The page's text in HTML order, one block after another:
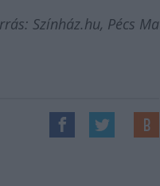
Színház.hu, Pécs Ma